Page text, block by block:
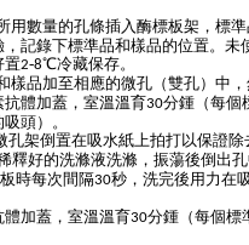
用數量的孔條插入酶標板架，標準
記錄下標準品和樣品的位置。未
置2-8℃冷藏保存。
樣品加至相應的微孔（雙孔）中，
抗體加蓋，室溫溫育30分鍾（每個
頭）。
孔架倒置在吸水紙上拍打以保證除
釋好的洗滌液洗滌，振蕩後倒出孔
時每次間隔30秒，洗完後用力在
體加蓋，室溫溫育30分鍾（每個標